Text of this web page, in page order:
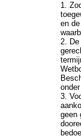
1.
en
2. De
3.
geen